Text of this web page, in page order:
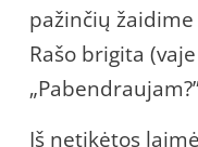
pažinčių
Rašo brigita
Iš netikėtos